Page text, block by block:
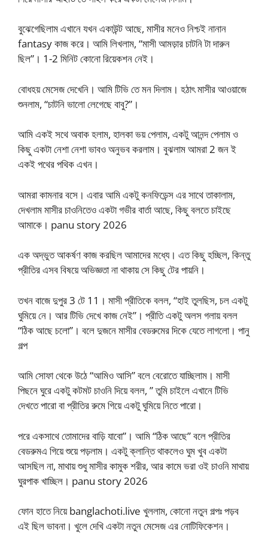
বুঝেগেছিলাম এখানে যখন একাউন্ট আছে, মাসীর মনেও নিশ্চই নানান
fantasy কাজ করে। আমি লিখলাম, “মাসী আমড়ার চাটনি টা দারুন
ছিল”। 1-2 মিনিট কোনো রিয়েকশন নেই।
বোধহয় মেসেজ দেখেনি। আমি টিভি তে মন দিলাম। হঠাৎ মাসীর আওয়াজে
শুনলাম, “চাটনি ভালো লেগেছে বাবু?”।
আমি একই সথে অবাক হলাম, হালকা ভয় পেলাম, একটু আনন্দ পেলাম ও
কিছু একটা নেশা নেশা ভাবও অনুভব করলাম। বুঝলাম আমরা 2 জন ই
একই পথের পথিক এখন।
আমরা কামনার বসে। এবার আমি একটু কনফিডেন্স এর সাথে তাকালাম,
দেখলাম মাসীর চাওনিতেও একটা গভীর বার্তা আছে, কিছু বলতে চাইছে
আমাকে। panu story 2026
এক অদ্ভুত আকর্ষণ কাজ করছিল আমাদের মধ্যে। এত কিছু হচ্ছিল, কিন্তু
প্রীতির এসব বিষয়ে অভিজ্ঞতা না থাকায় সে কিছু টের পায়নি।
তখন বাজে দুপুর 3 টে 11। মাসী প্রীতিকে বলল, “হাই তুলছিস, চল একটু
ঘুমিয়ে নে। আর টিভি দেখে কাজ নেই”। প্রীতি একটু অলস গলায় বলল
“ঠিক আছে চলো”। বলে দুজনে মাসীর বেডরুমের দিকে যেতে লাগলো। পানু
গল্প
আমি সোফা থেকে উঠে “আমিও আসি” বলে বেরোতে যাচ্ছিলাম। মাসী
পিছনে ঘুরে একটু কটমট চাওনি দিয়ে বলল, ” তুমি চাইলে এখানে টিভি
দেখতে পারো বা প্রীতির রুমে গিয়ে একটু ঘুমিয়ে নিতে পারো।
পরে একসাথে তোমাদের বাড়ি যাবো”। আমি “ঠিক আছে” বলে প্রীতির
বেডরুমএ গিয়ে শুয়ে পড়লাম। একটু ক্লান্তি থাকলেও ঘুম খুব একটা
আসছিল না, মাথায় শুধু মাসীর কামুক শরীর, আর কামে ভরা ওই চাওনি মাথায়
ঘুরপাক খাচ্ছিল। panu story 2026
ফোন হাতে নিয়ে banglachoti.live খুললাম, কোনো নতুন গল্পঃ পড়ব
এই ছিল ভাবনা। খুলে দেখি একটা নতুন মেসেজ এর নোটিফিকেশন।